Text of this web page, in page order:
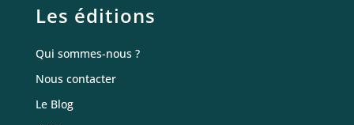
Les éditions
Qui sommes-nous ?
Nous contacter
Le Blog